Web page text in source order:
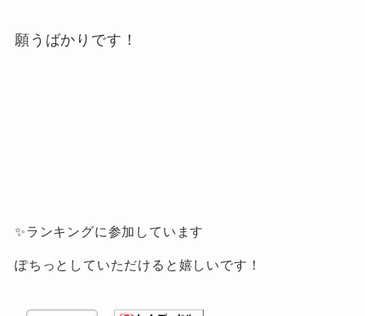
願うばかりです！
✨ランキングに参加しています
ぽちっとしていただけると嬉しいです！